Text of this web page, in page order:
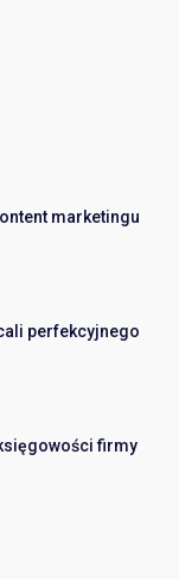
marketingu
perfekcyjnego
firmy